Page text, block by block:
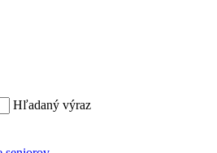
Hľadaný výraz